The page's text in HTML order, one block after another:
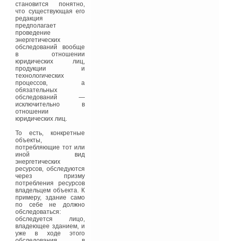
становится понятно,
что существующая его
редакция
предполагает
проведение
энергетических
обследований вообще
в отношении
юридических лиц,
продукции и
технологических
процессов, а
обязательных
обследований —
исключительно в
отношении
юридических лиц.
То есть, конкретные
объекты,
потребляющие тот или
иной вид
энергетических
ресурсов, обследуются
через призму
потребления ресурсов
владельцем объекта. К
примеру, здание само
по себе не должно
обследоваться:
обследуется лицо,
владеющее зданием, и
уже в ходе этого
изменения и
дополнения в
строительные нормы и
правила и другие
нормативные
документы. Например,
повышены нормативные
требования к
сопротивлению
теплопередаче
ограждающих
конструкций для жилых и
общественных зданий.
Однако, до сего времени
не выработана
концепция и программа
строительства и
энергоэффективных
зданий. В последние
годы много сделано в
этом направлении, но
еще больше
проблемных вопросов
предстоит решить.
С точки зрения
методологии системного
подхода необходимо
рассматривать тепловую
эффективность здания в
целом, как результат
трех основных